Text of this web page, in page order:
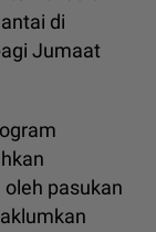
di
Jumaat
pasukan